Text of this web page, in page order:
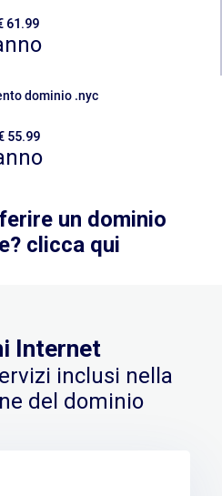
61.99
dominio .nyc
55.99
un dominio
clicca qui
Internet
inclusi nella
del dominio